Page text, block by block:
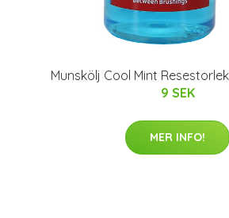
Munskölj Cool Mint
9 SEK
MER INFO!